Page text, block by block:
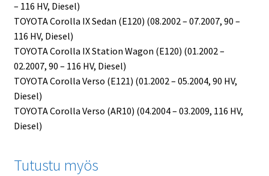
– 116 HV, Diesel)
TOYOTA Corolla IX Sedan (E120) (08.2002 – 07.2007, 90 –
116 HV, Diesel)
TOYOTA Corolla IX Station Wagon (E120) (01.2002 –
02.2007, 90 – 116 HV, Diesel)
TOYOTA Corolla Verso (E121) (01.2002 – 05.2004, 90 HV,
Diesel)
TOYOTA Corolla Verso (AR10) (04.2004 – 03.2009, 116 HV,
Diesel)
Tutustu myös